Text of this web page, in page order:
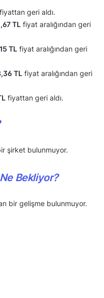
fiyattan geri aldı.
TL fiyat aralığından geri
TL fiyat aralığından geri
TL fiyat aralığından geri
fiyattan geri aldı.
şirket bulunmuyor.
Bekliyor?
bir gelişme bulunmuyor.